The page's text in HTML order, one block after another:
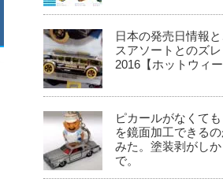
日本の発売日情報
スアソートとのズ
2016【ホットウィー
ピカールがなくて
を鏡面加工できる
みた。塗装剥がしか
で。